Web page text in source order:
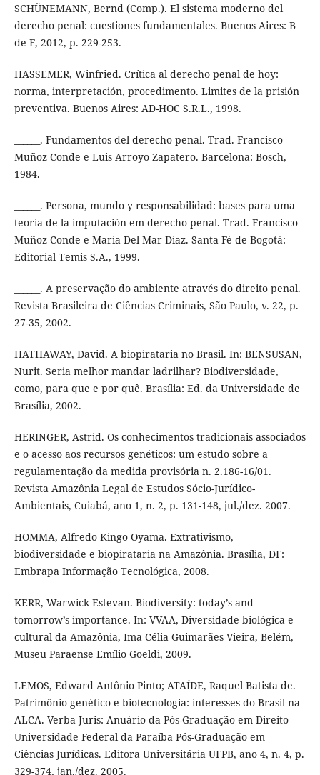
SCHÜNEMANN, Bernd (Comp.). El sistema moderno del
derecho penal: cuestiones fundamentales. Buenos Aires: B
de F, 2012, p. 229-253.
HASSEMER, Winfried. Crítica al derecho penal de hoy:
norma, interpretación, procedimento. Limites de la prisión
preventiva. Buenos Aires: AD-HOC S.R.L., 1998.
______. Fundamentos del derecho penal. Trad. Francisco
Muñoz Conde e Luis Arroyo Zapatero. Barcelona: Bosch,
1984.
______. Persona, mundo y responsabilidad: bases para uma
teoria de la imputación em derecho penal. Trad. Francisco
Muñoz Conde e Maria Del Mar Diaz. Santa Fé de Bogotá:
Editorial Temis S.A., 1999.
______. A preservação do ambiente através do direito penal.
Revista Brasileira de Ciências Criminais, São Paulo, v. 22, p.
27-35, 2002.
HATHAWAY, David. A biopirataria no Brasil. In: BENSUSAN,
Nurit. Seria melhor mandar ladrilhar? Biodiversidade,
como, para que e por quê. Brasília: Ed. da Universidade de
Brasília, 2002.
HERINGER, Astrid. Os conhecimentos tradicionais associados
e o acesso aos recursos genéticos: um estudo sobre a
regulamentação da medida provisória n. 2.186-16/01.
Revista Amazônia Legal de Estudos Sócio-Jurídico-
Ambientais, Cuiabá, ano 1, n. 2, p. 131-148, jul./dez. 2007.
HOMMA, Alfredo Kingo Oyama. Extrativismo,
biodiversidade e biopirataria na Amazônia. Brasília, DF:
Embrapa Informação Tecnológica, 2008.
KERR, Warwick Estevan. Biodiversity: today’s and
tomorrow’s importance. In: VVAA, Diversidade biológica e
cultural da Amazônia, Ima Célia Guimarães Vieira, Belém,
Museu Paraense Emílio Goeldi, 2009.
LEMOS, Edward Antônio Pinto; ATAÍDE, Raquel Batista de.
Patrimônio genético e biotecnologia: interesses do Brasil na
ALCA. Verba Juris: Anuário da Pós-Graduação em Direito
Universidade Federal da Paraíba Pós-Graduação em
Ciências Jurídicas. Editora Universitária UFPB, ano 4, n. 4, p.
329-374, jan./dez. 2005.